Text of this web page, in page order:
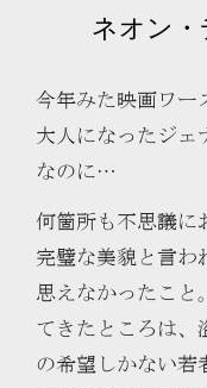
ネオン
今年みた映画ワー
大人になったジェ
なのに…
何箇所も不思議に
完璧な美貌と言わ
思えなかったこと
てきたところは、
の希望しかない若